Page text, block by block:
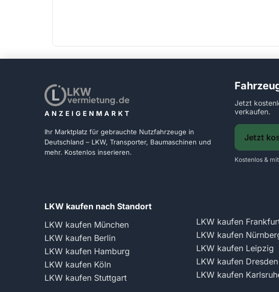
ANZEIGENMARKT
Ihr Marktplatz für gebrauchte Nutzfahrzeuge in
Deutschland – LKW, Transporter, Baumaschinen und
mehr. Kostenlos inserieren.
Jetzt
verkaufen.
Jetzt
Kostenlos &
LKW kaufen nach Standort
LKW kaufen München
LKW kaufen Berlin
LKW kaufen Hamburg
LKW kaufen Köln
LKW kaufen Stuttgart
LKW kaufen
LKW kaufen
LKW kaufen Leipzig
LKW kaufen Dresden
LKW kaufen